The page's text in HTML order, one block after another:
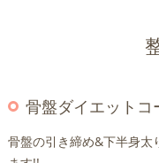
骨盤ダイエットコ
骨盤の引き締め&下半身太